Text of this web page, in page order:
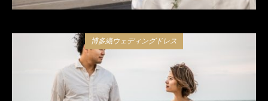
博多織ウェディングドレス